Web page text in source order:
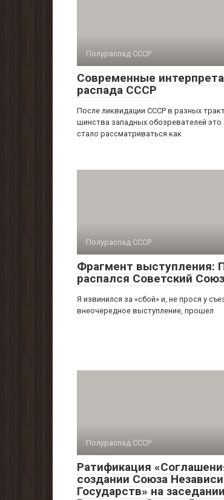
Полураспад СССР
Современные
распада СССР
После ликвидации СССР в разных
шинства западных обозревателей
стало рассмат­риваться как
Полураспад СССР
Фрагмент выступления:
распался Советский
Я извинился за «сбой» и, не прося у
внеочередное выступление, прошел
Полураспад СССР
Ратификация
создании Союза
Государств» на